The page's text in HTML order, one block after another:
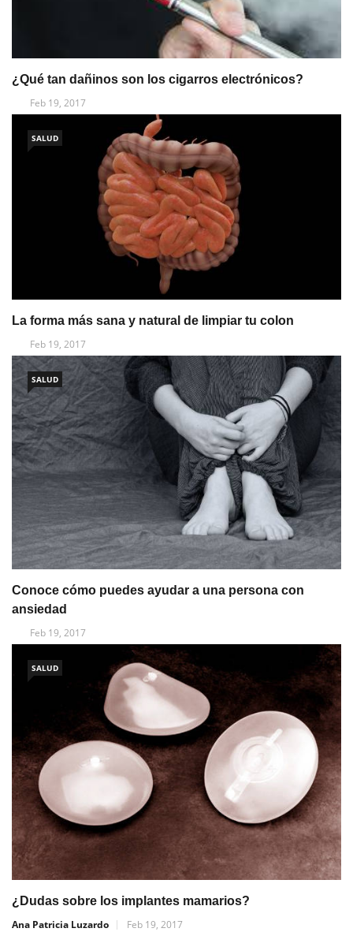
¿Qué tan dañinos son los cigarros electrónicos?
Feb 19, 2017
SALUD
La forma más sana y natural de limpiar tu colon
Feb 19, 2017
SALUD
Conoce cómo puedes ayudar a una persona con
ansiedad
Feb 19, 2017
SALUD
¿Dudas sobre los implantes mamarios?
Ana Patricia Luzardo
Feb 19, 2017